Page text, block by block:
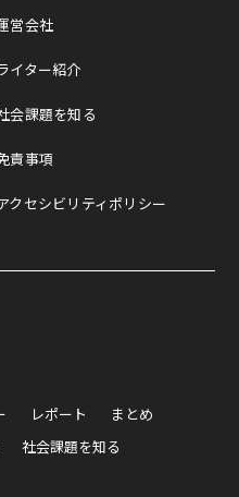
営会社
イター紹介
会課題を知る
責事項
クセシビリティポリシー
レポート
まとめ
社会課題を知る